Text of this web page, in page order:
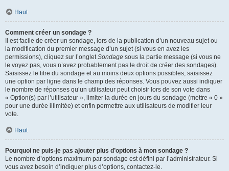
Haut
Comment créer un sondage ?
Il est facile de créer un sondage, lors de la publication d’un nouveau sujet ou
la modification du premier message d’un sujet (si vous en avez les
permissions), cliquez sur l’ongletSondage sous la partie message (si vous ne
le voyez pas, vous n’avez probablement pas le droit de créer des sondages).
Saisissez le titre du sondage et au moins deux options possibles, saisissez
une option par ligne dans le champ des réponses. Vous pouvez aussi indiquer
le nombre de réponses qu’un utilisateur peut choisir lors de son vote dans
« Option(s) par l’utilisateur », limiter la durée en jours du sondage (mettre « 0 »
pour une durée illimitée) et enfin permettre aux utilisateurs de modifier leur
vote.
Haut
Pourquoi ne puis-je pas ajouter plus d’options à mon sondage ?
Le nombre d’options maximum par sondage est défini par l’administrateur. Si
vous avez besoin d’indiquer plus d’options, contactez-le.